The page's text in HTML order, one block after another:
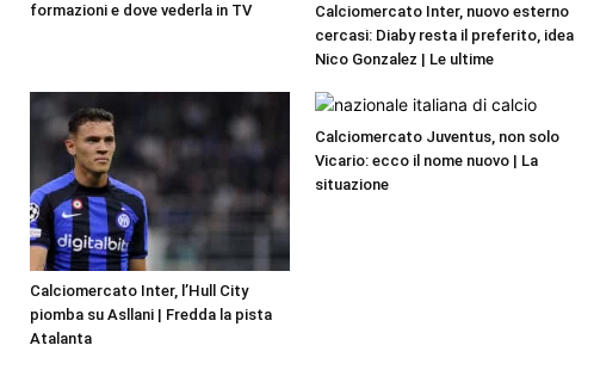
formazioni e dove vederla in TV
Calciomercato Inter, nuovo esterno
cercasi: Diaby resta il preferito, idea
Nico Gonzalez | Le ultime
Calciomercato Inter, l’Hull City
piomba su Asllani | Fredda la pista
Atalanta
Calciomercato Juventus, non solo
Vicario: ecco il nome nuovo | La
situazione